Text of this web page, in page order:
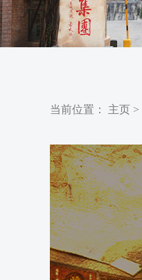
当前位置： 主页 >